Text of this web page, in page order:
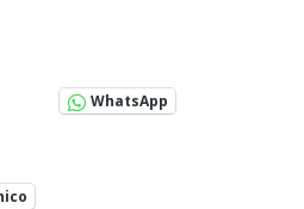
WhatsApp